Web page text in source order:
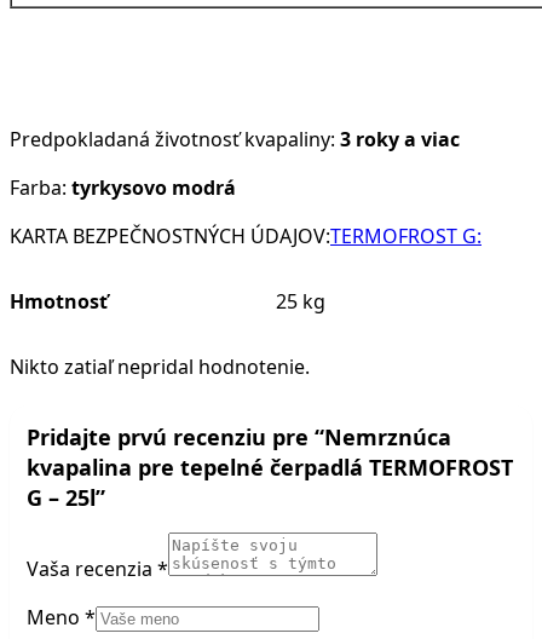
Predpokladaná životnosť kvapaliny: 3 roky a viac
Farba: tyrkysovo modrá
KARTA BEZPEČNOSTNÝCH ÚDAJOV:TERMOFROST G:
Hmotnosť 25 kg
Nikto zatiaľ nepridal hodnotenie.
Pridajte prvú recenziu pre “Nemrznúca
kvapalina pre tepelné čerpadlá TERMOFROST
G – 25l”
Vaša recenzia *
Meno *